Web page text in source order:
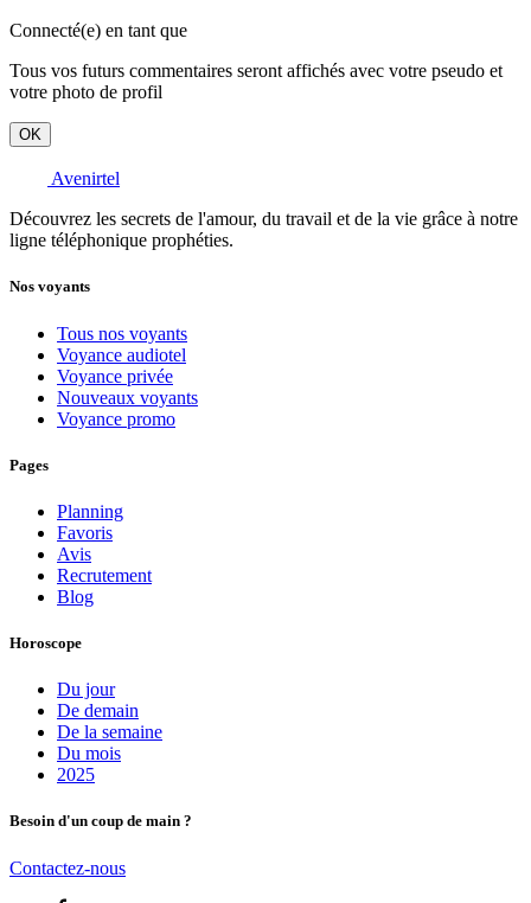
Connecté(e) en tant que
Tous vos futurs commentaires seront affichés avec votre pseudo et
votre photo de profil
OK
Avenirtel
Découvrez les secrets de l'amour, du travail et de la vie grâce à notre
ligne téléphonique prophéties.
Nos voyants
Tous nos voyants
Voyance audiotel
Voyance privée
Nouveaux voyants
Voyance promo
Pages
Planning
Favoris
Avis
Recrutement
Blog
Horoscope
Du jour
De demain
De la semaine
Du mois
2025
Besoin d'un coup de main ?
Contactez-nous